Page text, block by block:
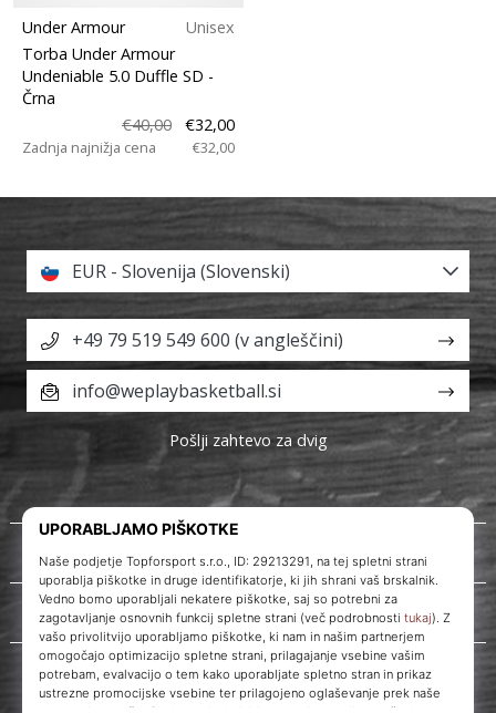
Under Armour
Unisex
Torba Under Armour
Undeniable 5.0 Duffle SD -
Črna
€40,00
€32,00
Zadnja najnižja cena €32,00
O nas
Storitve za stranke
EUR - Slovenija (Slovenski)
+49 79 519 549 600 (v angleščini)
info@weplaybasketball.si
Pošlji zahtevo za dvig